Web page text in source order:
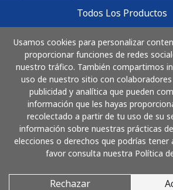
Todos Los Productos
Usamos cookies para personalizar
proporcionar funciones de redes
nuestro tráfico. También compartimos
uso de nuestro sitio con colaboradores
publicidad y analítica que pueden
información que les hayas
recolectado a partir de tu uso de su
información sobre nuestras prácticas
elecciones o derechos que podrías
favor consulta nuestra Política
Rechazar
Comprar
Cómo funciona
Paga con
© 2026